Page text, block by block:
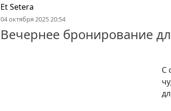
Et Setera
04 октября 2025 20:54
Вечернее бронирование
С